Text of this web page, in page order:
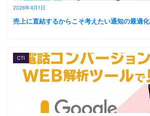
2026年4月1日
売上に直結するからこそ考えたい通知の最適化
CTI